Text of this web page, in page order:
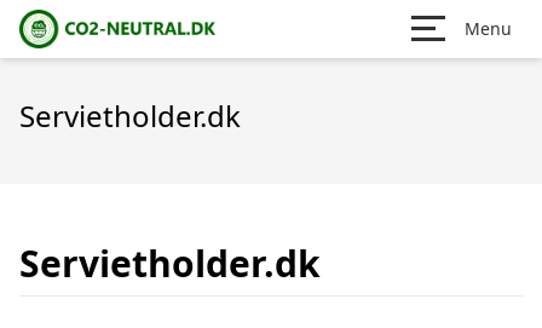
Menu
Servietholder.dk
Servietholder.dk